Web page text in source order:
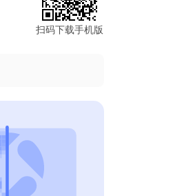
扫码下载手机版